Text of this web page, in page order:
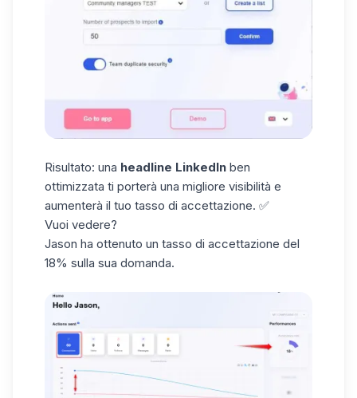
Risultato: una headline LinkedIn ben
ottimizzata ti porterà una migliore visibilità e
aumenterà il tuo tasso di accettazione. ✅
Vuoi vedere?
Jason ha ottenuto un tasso di accettazione del
18% sulla sua domanda.